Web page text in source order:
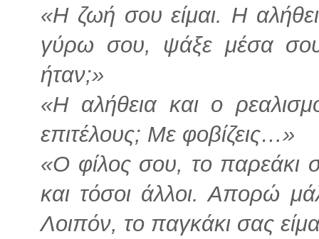
«Η ζωή σου είμαι. Η
γύρω σου, ψάξε μέσα
ήταν;»
«Η αλήθεια και ο
επιτέλους; Με φοβίζεις…»
«Ο φίλος σου, το παρεάκι
και τόσοι άλλοι. Απορώ
Λοιπόν, το παγκάκι σας